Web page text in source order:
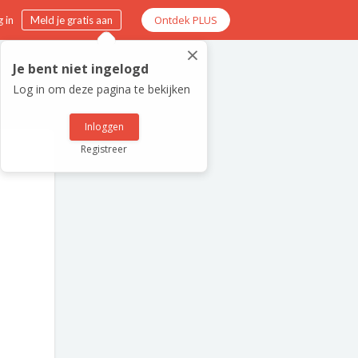
in Meld je gratis aan Ontdek PLUS
×
Je bent niet ingelogd
Log in om deze pagina te bekijken
Inloggen
Registreer